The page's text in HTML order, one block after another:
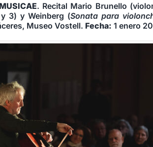
. Recital Mario Brunello
3) y Weinberg (Sonata para
Museo Vostell. Fe­cha:1 enero